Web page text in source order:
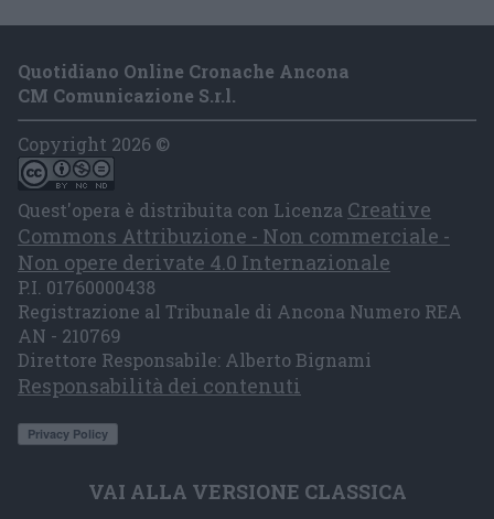
Quotidiano Online Cronache Ancona
CM Comunicazione S.r.l.
Copyright 2026 ©
Quest'opera è distribuita con Licenza Creative
Commons Attribuzione - Non commerciale -
Non opere derivate 4.0 Internazionale
P.I. 01760000438
Registrazione al Tribunale di Ancona Numero REA
AN - 210769
Direttore Responsabile: Alberto Bignami
Responsabilità dei contenuti
VAI ALLA VERSIONE CLASSICA